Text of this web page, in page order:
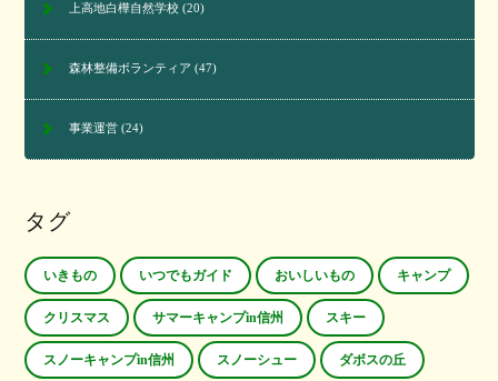
上高地白樺自然学校(20)
森林整備ボランティア (47)
事業運営(24)
タグ
いきもの いつでもガイド おいしいもの キャンプ
クリスマス サマーキャンプin信州 スキー
スノーキャンプin信州 スノーシュー ダボスの丘